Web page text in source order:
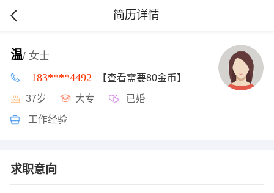
简历详情
温/ 女士
183****4492 【查看需要80金币】
37岁 大专 已婚
工作经验
求职意向